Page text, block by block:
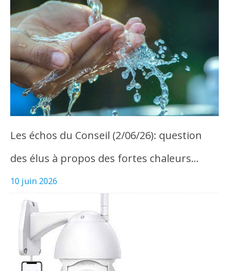
Les échos du Conseil (2/06/26): question
des élus à propos des fortes chaleurs…
10 juin 2026